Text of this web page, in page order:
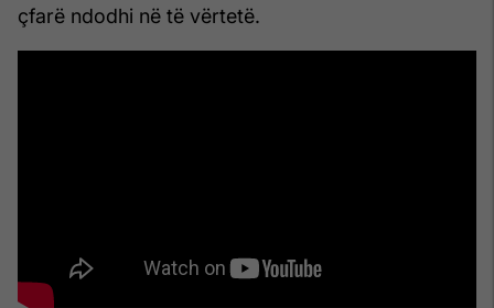
çfarë ndodhi në të vërtetë.